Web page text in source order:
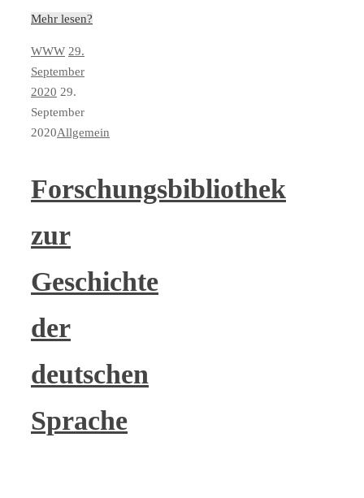
Mehr lesen?
WWW 29.
September
2020 29.
September
2020Allgemein
Forschungsbibliothek
zur
Geschichte
der
deutschen
Sprache